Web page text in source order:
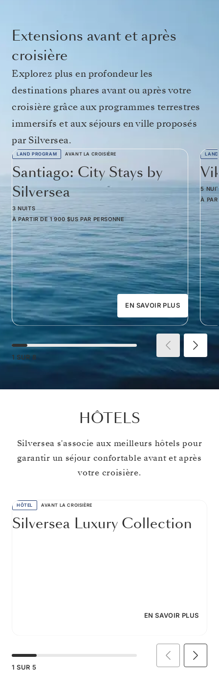
Extensions avant et après
croisière
Explorez plus en profondeur les
destinations phares avant ou après votre
croisière grâce aux programmes terrestres
immersifs et aux séjours en ville proposés
par Silversea.
LAND PROGRAM AVANT LA CROISIÈRE
Santiago: City Stays by
Silversea
3 NUITS
À PARTIR DE 1 900 $US PAR PERSONNE
EN SAVOIR PLUS
5
À
1 SUR 8
HÔTELS
Silversea s'associe aux meilleurs hôtels pour
garantir un séjour confortable avant et après
votre croisière.
HÔTEL AVANT LA CROISIÈRE
Silversea Luxury Collection
EN SAVOIR PLUS
1 SUR 5